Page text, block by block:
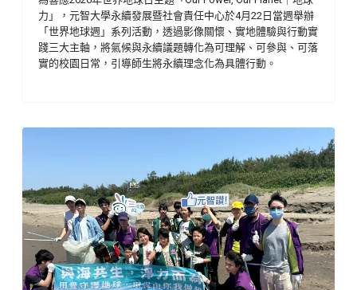
力」，元智大學永續發展暨社會責任中心於4月22日當週舉辦
「世界地球週」系列活動，透過影像關懷、實地體驗與行動實
踐三大主軸，將氣候與永續議題轉化為可理解、可參與、可落
實的校園日常，引導師生將永續理念化為具體行動。